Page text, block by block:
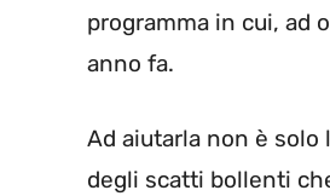
programma in cui, ad
anno fa.
Ad aiutarla non è solo
degli scatti bollenti